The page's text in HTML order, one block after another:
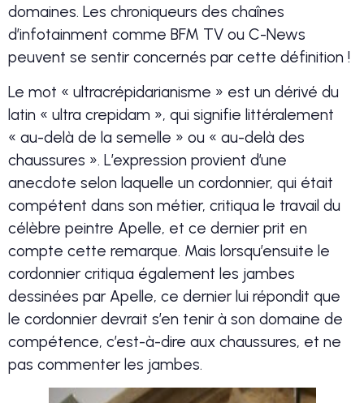
domaines. Les chroniqueurs des chaînes
d’infotainment comme BFM TV ou C-News
peuvent se sentir concernés par cette définition !
Le mot « ultracrépidarianisme » est un dérivé du
latin « ultra crepidam », qui signifie littéralement
« au-delà de la semelle » ou « au-delà des
chaussures ». L’expression provient d’une
anecdote selon laquelle un cordonnier, qui était
compétent dans son métier, critiqua le travail du
célèbre peintre Apelle, et ce dernier prit en
compte cette remarque. Mais lorsqu’ensuite le
cordonnier critiqua également les jambes
dessinées par Apelle, ce dernier lui répondit que
le cordonnier devrait s’en tenir à son domaine de
compétence, c’est-à-dire aux chaussures, et ne
pas commenter les jambes.